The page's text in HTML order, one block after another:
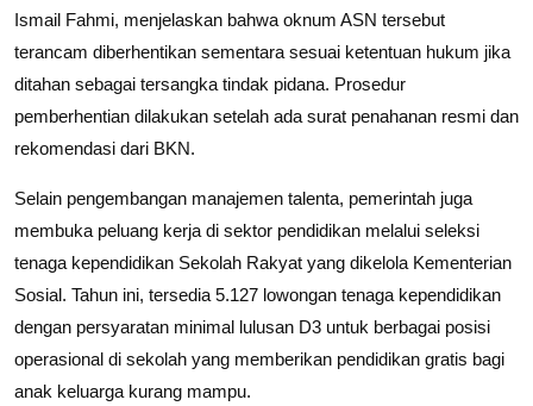
Ismail Fahmi, menjelaskan bahwa oknum ASN tersebut
terancam diberhentikan sementara sesuai ketentuan hukum jika
ditahan sebagai tersangka tindak pidana. Prosedur
pemberhentian dilakukan setelah ada surat penahanan resmi dan
rekomendasi dari BKN.
Selain pengembangan manajemen talenta, pemerintah juga
membuka peluang kerja di sektor pendidikan melalui seleksi
tenaga kependidikan Sekolah Rakyat yang dikelola Kementerian
Sosial. Tahun ini, tersedia 5.127 lowongan tenaga kependidikan
dengan persyaratan minimal lulusan D3 untuk berbagai posisi
operasional di sekolah yang memberikan pendidikan gratis bagi
anak keluarga kurang mampu.